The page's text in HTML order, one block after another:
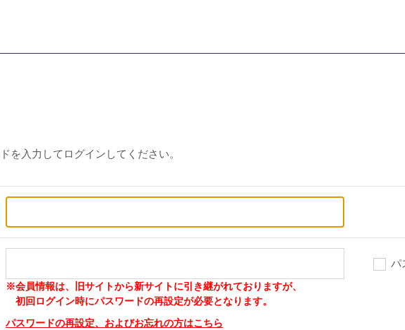
を入力してログインしてください。
パ
※会員情報は、旧サイトから新サイトに引き継がれておりますが、
初回ログイン時にパスワードの再設定が必要となります。
パスワードの再設定、およびお忘れの方はこちら